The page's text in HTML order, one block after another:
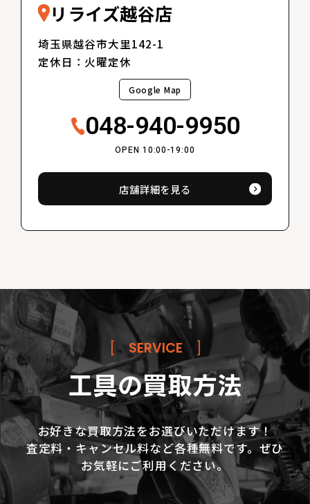
リライズ越谷店
埼玉県越谷市大里142-1
定休日：火曜定休
Google Map
048-940-9950
OPEN 10:00-19:00
店舗詳細を見る
SERVICE
工具の買取方法
お好きな買取方法をお選びいただけます！
査定料・キャンセル料など各種無料です。ぜひ
お気軽にご利用ください。